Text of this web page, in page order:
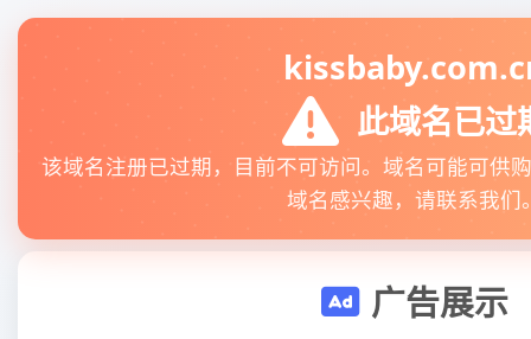
此域名已过
该域名注册已过期，目前不可访问。域名可能可供
域名感兴趣，请联系我们
广告展示